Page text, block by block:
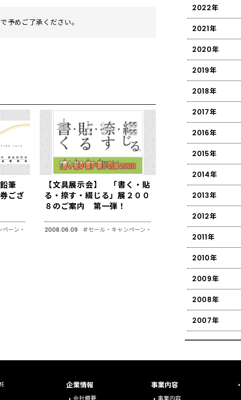
予めご了承ください。
筆
ござ
ーン・展示会
【文具展示会】 「書く・貼
る・捺す・綴じる」展２００
８のご案内 第一弾！
2008.06.09 #セール・キャンペーン・展示会
2022年
2021年
2020年
2019年
2018年
2017年
2016年
2015年
2014年
2013年
2012年
2011年
2010年
2009年
2008年
2007年
企業情報
会社概要
事業内容
事業内容